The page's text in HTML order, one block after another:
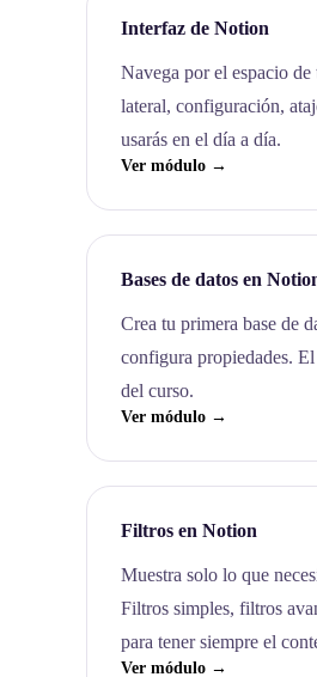
Interfaz de Notion
Navega por el espacio
lateral, configuración,
usarás en el día a día.
Ver módulo →
Bases de datos en
Crea tu primera base de
configura propiedades.
del curso.
Ver módulo →
Filtros en Notion
Muestra solo lo que
Filtros simples, filtros
para tener siempre el
Ver módulo →